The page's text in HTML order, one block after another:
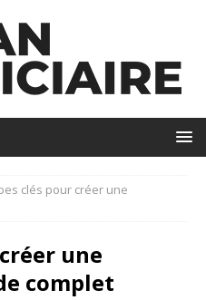
clés pour créer une
une
complet